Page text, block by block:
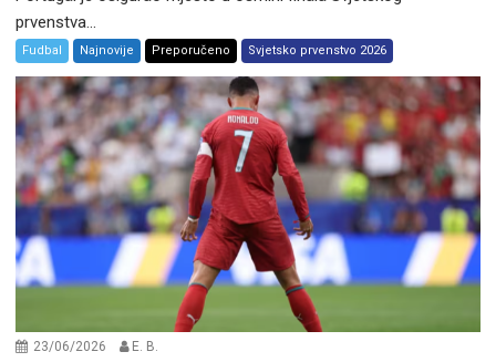
prvenstva...
Fudbal Najnovije Preporučeno Svjetsko prvenstvo 2026
23/06/2026 E. B.